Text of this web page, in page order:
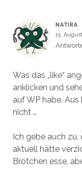
NATIRA
15.
Was das „like“
anklicken und
auf WP habe.
nicht …
Ich gebe auch
aktuell hätte
Brötchen esse,